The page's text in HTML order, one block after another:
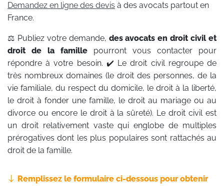
Demandez en ligne des devis à des avocats partout en
France.
⚖️ Publiez votre demande, des avocats en droit civil et
droit de la famille pourront vous contacter pour
répondre à votre besoin. ✔️ Le droit civil regroupe de
très nombreux domaines (le droit des personnes, de la
vie familiale, du respect du domicile, le droit à la liberté,
le droit à fonder une famille, le droit au mariage ou au
divorce ou encore le droit à la sûreté). Le droit civil est
un droit relativement vaste qui englobe de multiples
prérogatives dont les plus populaires sont rattachés au
droit de la famille.
Remplissez le formulaire ci-dessous pour obtenir